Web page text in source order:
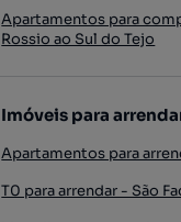
Apartamentos para
Rossio ao Sul do Tejo
Imóveis para
Apartamentos para
T0 para arrendar - São